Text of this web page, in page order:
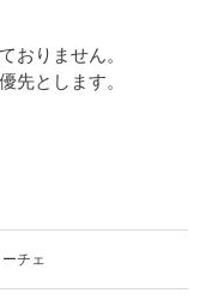
おりません。
先とします。
チェ